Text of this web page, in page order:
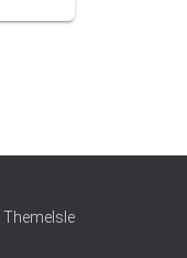
ThemeIsle